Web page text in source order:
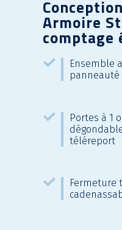
Armoire
comptage
Ensemble
panneauté
Portes à 1
téléreport
Fermeture